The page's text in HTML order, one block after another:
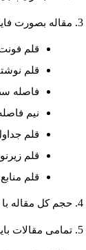
مقاله بصورت
قلم فونت
قلم
فاصله
نيم
قلم
قلم زيرنويس
قلم منابع فارسي
حجم کل مقاله با احتساب
تمامی مقالات باید